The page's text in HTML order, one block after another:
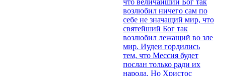
возлюбил ничего сам по
себе не значащий мир, что
святейший Бог так
возлюбил лежащий во зле
мир. Иудеи гордились
тем, что Мессия будет
послан только ради их
народа. Но Христос